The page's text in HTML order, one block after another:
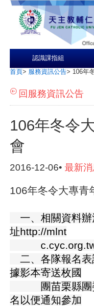
認識課指組
首頁> 服務資訊公告> 106年
回服務資訊公告
106年冬令
會
2016-12-06• 最新消
106年冬令大專青
一、相關資料辦
址http://mlnt
c.cyc.org.tw
二、各隊報名表
據影本寄送枚國
團苗栗縣團委
名以便通知參加